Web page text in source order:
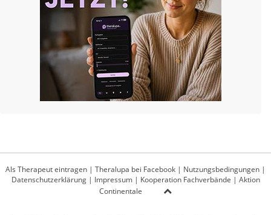
Als Therapeut eintragen | Theralupa bei Facebook | Nutzungsbedingungen |
Datenschutzerklärung| Impressum| Kooperation Fachverbände | Aktion
Continentale